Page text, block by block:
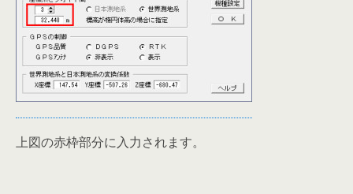
上図の赤枠部分に入力されます。